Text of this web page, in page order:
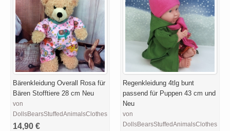
Bärenkleidung Overall Rosa für
Bären Stofftiere 28 cm Neu
von
DollsBearsStuffedAnimalsClothesDesigns
14,90 €
Regenkleidung 4tlg bunt
passend für Puppen 43 cm und
Neu
von